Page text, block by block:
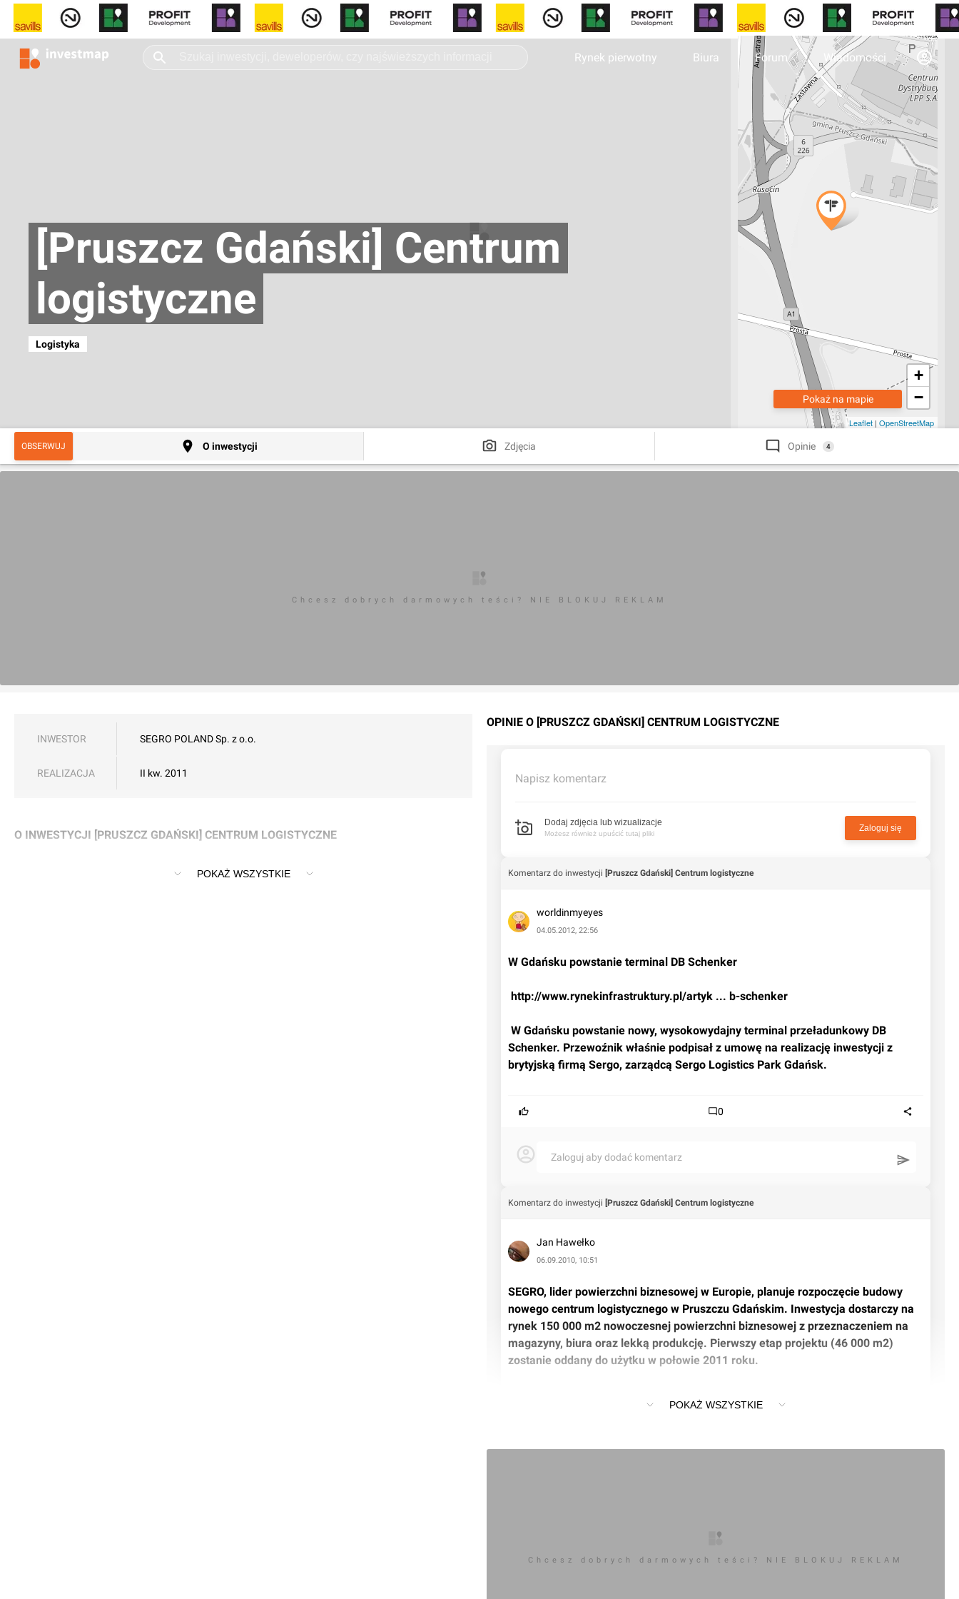
Rynek pierwotny Biura Forum Wiadomości
[Pruszcz Gdański] Centrum
logistyczne
Logistyka
+
−
Leaflet | OpenStreetMap
Pokaż na mapie
OBSERWUJ O inwestycji Zdjęcia Opinie 4
Chcesz dobrych darmowych teści? NIE BLOKUJ REKLAM
INWESTOR SEGRO POLAND Sp. z o.o.
REALIZACJA II kw. 2011
O INWESTYCJI [PRUSZCZ GDAŃSKI] CENTRUM LOGISTYCZNE
Sergo Poland buduje centrum logistyczne w Pruszczu Gdańskim.
POKAŻ WSZYSTKIE
OPINIE O [PRUSZCZ GDAŃSKI] CENTRUM LOGISTYCZNE
Napisz komentarz
Dodaj zdjęcia lub wizualizacje
Możesz również upuścić tutaj pliki
Zaloguj się
Komentarz do inwestycji [Pruszcz Gdański] Centrum logistyczne
worldinmyeyes
04.05.2012, 22:56
W Gdańsku powstanie terminal DB Schenker
http://www.rynekinfrastruktury.pl/artyk ... b-schenker
Schenker. Przewoźnik właśnie podpisał z umowę na realizację inwestycji z
brytyjską firmą Sergo, zarządcą Sergo Logistics Park Gdańsk.
0
Zaloguj aby dodać komentarz
Komentarz do inwestycji [Pruszcz Gdański] Centrum logistyczne
Jan Hawełko
06.09.2010, 10:51
SEGRO, lider powierzchni biznesowej w Europie, planuje rozpoczęcie budowy
nowego centrum logistycznego w Pruszczu Gdańskim. Inwestycja dostarczy na
rynek 150 000 m2 nowoczesnej powierzchni biznesowej z przeznaczeniem na
magazyny, biura oraz lekką produkcję. Pierwszy etap projektu (46 000 m2)
zostanie oddany do użytku w połowie 2011 roku.
lokalizacjach kraju, a Trójmiasto, bez wątpienia, jest pod tym względem bardzo
Centralną. Nasze nowe centrum logistyczne to doskonałe rozwiązanie dla
spełniać najwyższe standardy pod względem lokalizacji, komfortu i
powierzchni z przeznaczeniem na magazyny i lekką produkcję. Minimalne moduły
POKAŻ WSZYSTKIE
Chcesz dobrych darmowych teści? NIE BLOKUJ REKLAM